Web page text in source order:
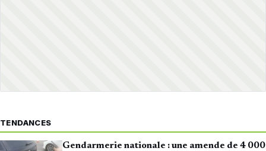
TENDANCES
Gendarmerie nationale : une amende de 4 000